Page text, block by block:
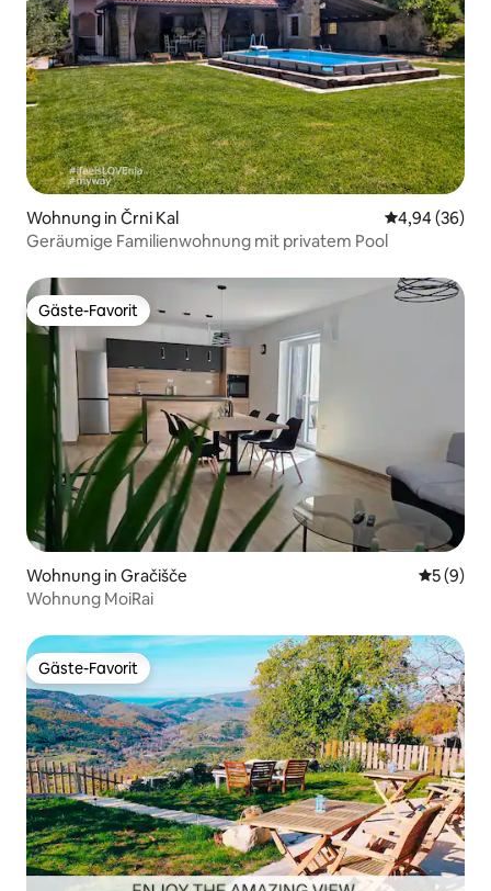
Wohnung in Črni Kal
4,94 (36)
Geräumige Familienwohnung mit privatem Pool
Gäste-Favorit
Gäste-Favorit
Wohnung in Gračišče
5 (9)
Wohnung MoiRai
Gäste-Favorit
Gäste-Favorit